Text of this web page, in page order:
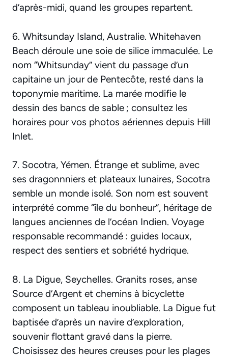
d’après-midi, quand les groupes repartent.
6. Whitsunday Island, Australie. Whitehaven
Beach déroule une soie de silice immaculée. Le
nom “Whitsunday” vient du passage d’un
capitaine un jour de Pentecôte, resté dans la
toponymie maritime. La marée modifie le
dessin des bancs de sable ; consultez les
horaires pour vos photos aériennes depuis Hill
Inlet.
7. Socotra, Yémen. Étrange et sublime, avec
ses dragonnniers et plateaux lunaires, Socotra
semble un monde isolé. Son nom est souvent
interprété comme “île du bonheur”, héritage de
langues anciennes de l’océan Indien. Voyage
responsable recommandé : guides locaux,
respect des sentiers et sobriété hydrique.
8. La Digue, Seychelles. Granits roses, anse
Source d’Argent et chemins à bicyclette
composent un tableau inoubliable. La Digue fut
baptisée d’après un navire d’exploration,
souvenir flottant gravé dans la pierre.
Choisissez des heures creuses pour les plages